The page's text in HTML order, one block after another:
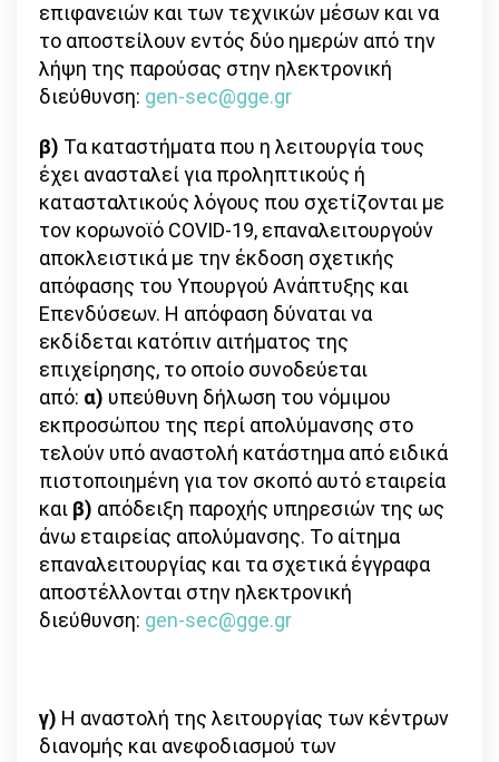
επιφανειών και των τεχνικών μέσων και να
το αποστείλουν εντός δύο ημερών από την
λήψη της παρούσας στην ηλεκτρονική
διεύθυνση: gen-sec@gge.gr
β) Τα καταστήματα που η λειτουργία τους
έχει ανασταλεί για προληπτικούς ή
κατασταλτικούς λόγους που σχετίζονται με
τον κορωνοϊό COVID-19, επαναλειτουργούν
αποκλειστικά με την έκδοση σχετικής
απόφασης του Υπουργού Ανάπτυξης και
Επενδύσεων. Η απόφαση δύναται να
εκδίδεται κατόπιν αιτήματος της
επιχείρησης, το οποίο συνοδεύεται
από: α) υπεύθυνη δήλωση του νόμιμου
εκπροσώπου της περί απολύμανσης στο
τελούν υπό αναστολή κατάστημα από ειδικά
πιστοποιημένη για τον σκοπό αυτό εταιρεία
και β) απόδειξη παροχής υπηρεσιών της ως
άνω εταιρείας απολύμανσης. Το αίτημα
επαναλειτουργίας και τα σχετικά έγγραφα
αποστέλλονται στην ηλεκτρονική
διεύθυνση: gen-sec@gge.gr
γ) Η αναστολή της λειτουργίας των κέντρων
διανομής και ανεφοδιασμού των